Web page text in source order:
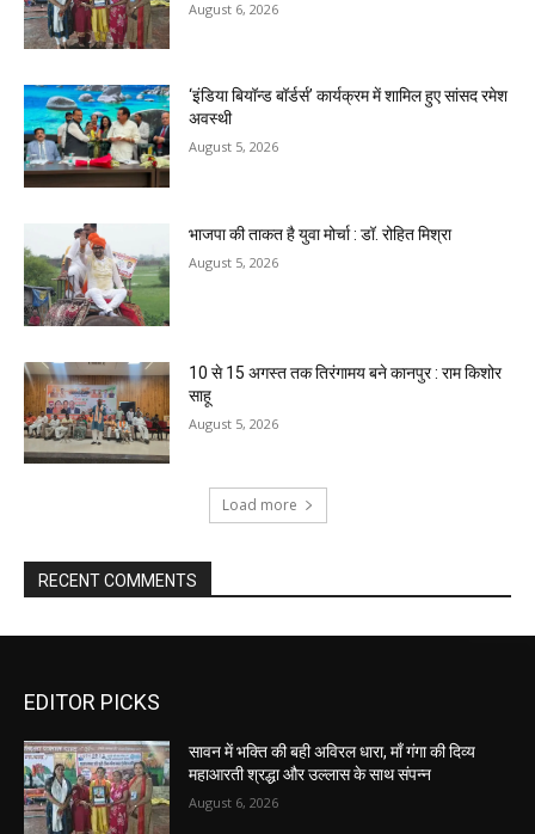
August 6, 2026
‘इंडिया बियॉन्ड बॉर्डर्स’ कार्यक्रम में शामिल हुए सांसद रमेश
अवस्थी
August 5, 2026
भाजपा की ताकत है युवा मोर्चा : डॉ. रोहित मिश्रा
August 5, 2026
10 से 15 अगस्त तक तिरंगामय बने कानपुर : राम किशोर
साहू
August 5, 2026
Load more
RECENT COMMENTS
EDITOR PICKS
सावन में भक्ति की बही अविरल धारा, माँ गंगा की दिव्य
महाआरती श्रद्धा और उल्लास के साथ संपन्न
August 6, 2026